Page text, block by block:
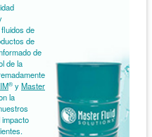
de
de
de
de la
® yMaster
la